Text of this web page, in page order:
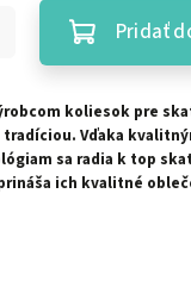
Pridať
koliesok pre
tradíciou. Vďaka
sa radia k top
ich kvalitné